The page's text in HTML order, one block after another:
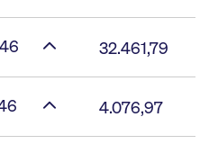
32.461,79
4.076,97